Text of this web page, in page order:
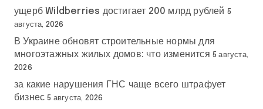
ущерб Wildberries достигает 200 млрд рублей 5
августа, 2026
В Украине обновят строительные нормы для
многоэтажных жилых домов: что изменится 5 августа,
2026
за какие нарушения ГНС чаще всего штрафует
бизнес 5 августа, 2026